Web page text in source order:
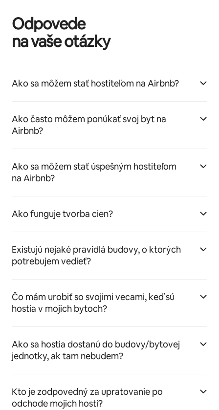
Odpovede
na vaše otázky
Ako sa môžem stať hostiteľom na Airbnb?
Ako často môžem ponúkať svoj byt na
Airbnb?
Ako sa môžem stať úspešným hostiteľom
na Airbnb?
Ako funguje tvorba cien?
Existujú nejaké pravidlá budovy, o ktorých
potrebujem vedieť?
Čo mám urobiť so svojimi vecami, keď sú
hostia v mojich bytoch?
Ako sa hostia dostanú do budovy/bytovej
jednotky, ak tam nebudem?
Kto je zodpovedný za upratovanie po
odchode mojich hostí?